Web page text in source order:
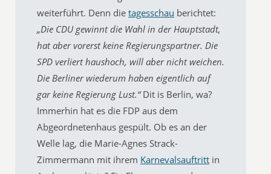
weiterführt. Denn dietagesschau berichtet:
„Die CDU gewinnt die Wahl in der Hauptstadt,
hat aber vorerst keine Regierungspartner. Die
SPD verliert haushoch, will aber nicht weichen.
Die Berliner wiederum haben eigentlich auf
gar keine Regierung Lust.“Dit is Berlin, wa?
Immerhin hat es die FDP aus dem
Abgeordnetenhaus gespült. Ob es an der
Welle lag, die Marie-Agnes Strack-
Zimmermann mit ihrem Karnevalsauftritt in